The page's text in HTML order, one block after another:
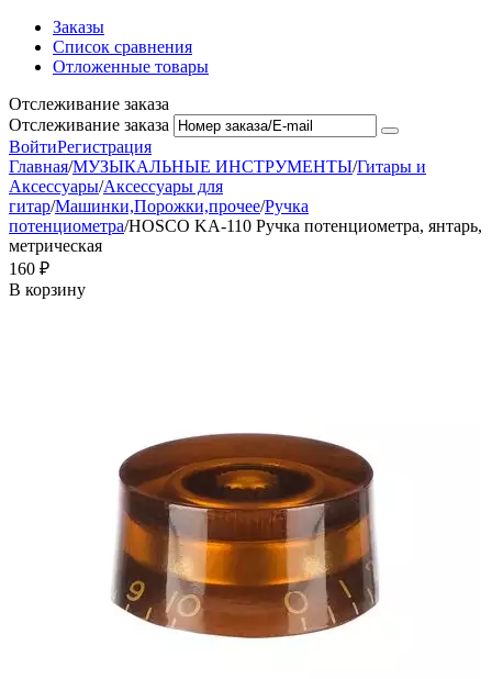
Заказы
Список сравнения
Отложенные товары
Отслеживание заказа
Отслеживание заказа
ВойтиРегистрация
Главная/МУЗЫКАЛЬНЫЕ ИНСТРУМЕНТЫ/Гитары и
Аксессуары/Аксессуары для
гитар/Машинки,Порожки,прочее/Ручка
потенциометра/HOSCO KA-110 Ручка потенциометра, янтарь,
метрическая
‍160‍ ₽
В корзину